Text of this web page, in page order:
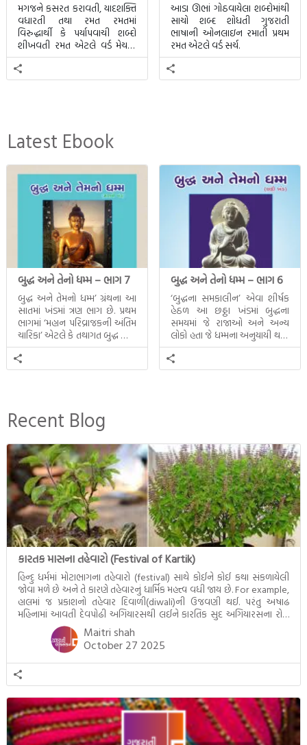
મગજને કસરત કરાવતી, યાદશક્તિ
વધારતી તથા રમત રમતમાં
વિરુદ્ધાર્થી કે પર્યાપવાચી શબ્દો
શીખવતી રમત એટલે વર્ડ મેચમાં.
આ રમતમાં 20 બ્લોક પાછળ 20
શબ્દો છુપાયેલા હશે.
આડા ઊભાં ગોઠવાયેલા શબ્દોમાંથી
સાચો શબ્દ શોધતી ગુજરાતી
ભાષાની ઓનલાઇન રમાતી પ્રથમ
રમત એટલે વર્ડ સર્ચ.
Latest Ebook
બુદ્ધ અને તેનો ધમ્મ – ભાગ 7
બુદ્ધ અને તેમનો ધમ્મ’ ગ્રંથના આ
સાતમાં ખંડમાં ત્રણ ભાગ છે. પ્રથમ
ભાગમાં ‘મહાન પરિવ્રાજકની અંતિમ
ચારિકા’ એટલે કે તથાગત બુદ્ધ સાથે
સતત પરિભ્રમણ કરતા સહચારીઓ
સાથે ફરી એકવારની
મુલાકાત, બીજા ભાગમાં તથાગતે
ઉત્તરાધિકારી તરીકે સ્થાપે છે તે
દૃશ્યો અંકિત થયાં છે. ટૂંકમાં બુદ્ધનાં
જીવનના અંતિમ દિવસોની યાત્રાનો
પરિપાક જોવા મળે […]
બુદ્ધ અને તેનો ધમ્મ – ભાગ 6
‘બુદ્ધના સમકાલીન’ એવા શીર્ષક
હેઠળ આ છઠ્ઠા ખંડમાં બુદ્ધના
સમયમાં જે રાજાઓ અને અન્ય
લોકો હતા જે ધમ્મના અનુયાયી થયા.
તેમનો અને બુદ્ધ વચ્ચે થયેલો
સત્સંગ વીશે જાણકારી મળે છે.
Recent Blog
કારતક માસના તહેવારો (Festival of Kartik)
હિન્દુ ધર્મમાં મોટાભાગના તહેવારો (festival) સાથે કોઈને કોઈ કથા સંકળાયેલી
જોવા મળે છે અને તે કારણે તહેવારનું ધાર્મિક મહત્ત્વ વધી જાય છે. For example,
હાલમાં જ પ્રકાશનો તહેવાર દિવાળી(diwali)ની ઉજવણી થઈ. પરંતુ અષાઢ
મહિનામાં આવતી દેવપોઢી અગિયારસથી લઈને કારતિક સુદ અગિયારસના રોજ
આવતી દેવ ઊઠી અગિયારસ વચ્ચે મોટેભાગે યજ્ઞોપવીત સંસ્કાર, લગ્ન,
દીક્ષાગ્રહણ, યજ્ઞ, ગૃહપ્રવેશ જેવા […]
Maitri shah
October 27 2025